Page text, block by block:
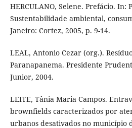
HERCULANO, Selene. Prefácio. In:
Sustentabilidade ambiental,
Janeiro: Cortez, 2005, p. 9-14.
LEAL, Antonio Cezar (org.).
Paranapanema. Presidente
Junior, 2004.
LEITE, Tânia Maria Campos.
brownfields caracterizados por
urbanos desativados no município